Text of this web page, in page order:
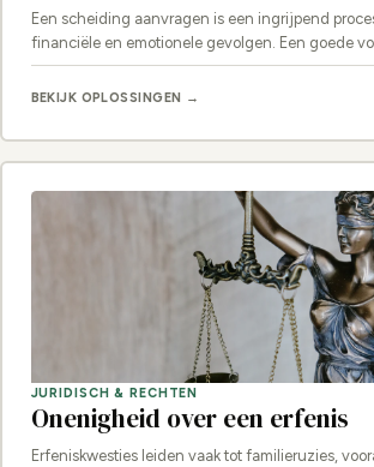
Een scheiding aanvragen is een ingrijpend
financiële en emotionele gevolgen. Een goede
BEKIJK OPLOSSINGEN →
JURIDISCH & RECHTEN
Onenigheid over een erfenis
Erfeniskwesties leiden vaak tot familieruzies,